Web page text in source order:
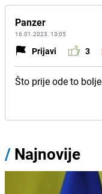
Panzer
16.01.2023. 13:05
Prijavi 3
Što prije ode to bolje
/ Najnovije